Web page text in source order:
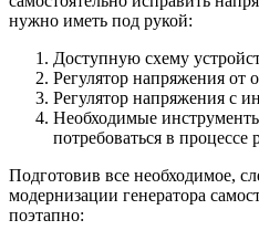
нужно иметь под рукой:
Доступную схему
Регулятор напряжения от
Регулятор напряжения с
Необходимые
потребоваться в процессе
Подготовив все необходимое,
модернизации генератора
поэтапно: